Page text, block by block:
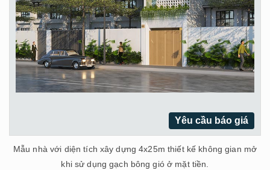
Yêu cầu báo giá
Mẫu nhà với diện tích xây dựng 4x25m thiết kế không gian mở
khi sử dụng gạch bông gió ở mặt tiền.